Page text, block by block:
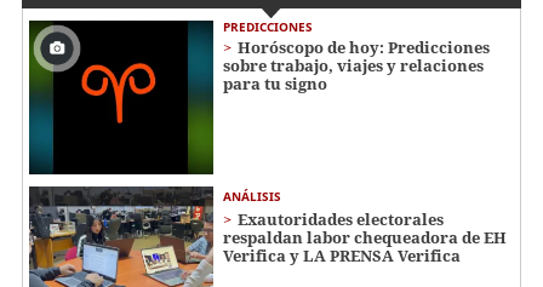
PREDICCIONES
Horóscopo de hoy: Predicciones
sobre trabajo, viajes y relaciones
para tu signo
ANÁLISIS
Exautoridades electorales
respaldan labor chequeadora de EH
Verifica y LA PRENSA Verifica